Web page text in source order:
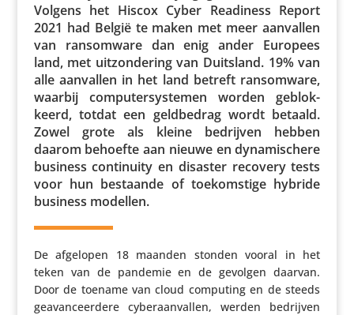
Volgens het Hiscox Cyber Readiness Report
2021 had België te maken met meer aanvallen
van ransom­ware dan enig ander Europees
land, met uitzon­de­ring van Duitsland. 19% van
alle aanvallen in het land betreft ransom­ware,
waarbij compu­ter­sys­temen worden geblok­
keerd, totdat een geld­be­drag wordt betaald.
Zowel grote als kleine bedrijven hebben
daarom behoefte aan nieuwe en dyna­mi­schere
business conti­nuity en disaster recovery tests
voor hun bestaande of toekom­stige hybride
business modellen.
De afgelopen 18 maanden stonden vooral in het
teken van de pandemie en de gevolgen daarvan.
Door de toename van cloud computing en de steeds
geavan­ceer­dere cyber­aan­vallen, werden bedrijven